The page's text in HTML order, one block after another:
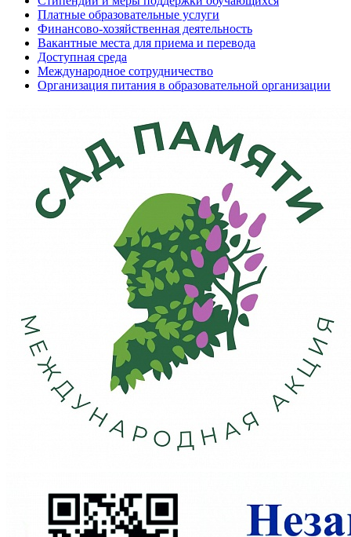
Платные образовательные услуги
Финансово-хозяйственная деятельность
Вакантные места для приема и перевода
Доступная среда
Международное сотрудничество
Организация питания в образовательной организации